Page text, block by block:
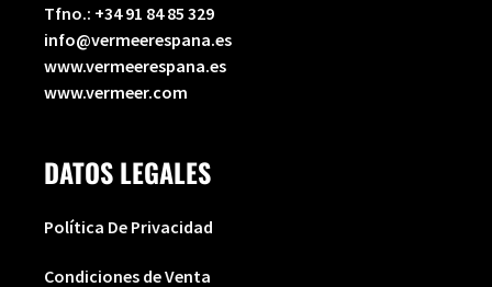
Tfno.: +34 91 84 85 329
info@vermeerespana.es
www.vermeerespana.es
www.vermeer.com
DATOS LEGALES
Política De Privacidad
Condiciones de Venta